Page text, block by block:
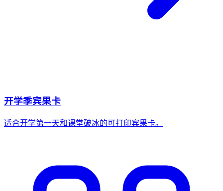
开学季宾果卡
适合开学第一天和课堂破冰的可打印宾果卡。